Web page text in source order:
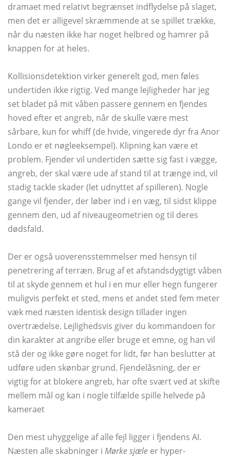
dramaet med relativt begrænset indflydelse på slaget,
men det er alligevel skræmmende at se spillet trække,
når du næsten ikke har noget helbred og hamrer på
knappen for at heles.
Kollisionsdetektion virker generelt god, men føles
undertiden ikke rigtig. Ved mange lejligheder har jeg
set bladet på mit våben passere gennem en fjendes
hoved efter et angreb, når de skulle være mest
sårbare, kun for whiff (de hvide, vingerede dyr fra Anor
Londo er et nøgleeksempel). Klipning kan være et
problem. Fjender vil undertiden sætte sig fast i vægge,
angreb, der skal være ude af stand til at trænge ind, vil
stadig tackle skader (let udnyttet af spilleren). Nogle
gange vil fjender, der løber ind i en væg, til sidst klippe
gennem den, ud af niveaugeometrien og til deres
dødsfald.
Der er også uoverensstemmelser med hensyn til
penetrering af terræn. Brug af et afstandsdygtigt våben
til at skyde gennem et hul i en mur eller hegn fungerer
muligvis perfekt et sted, mens et andet sted fem meter
væk med næsten identisk design tillader ingen
overtrædelse. Lejlighedsvis giver du kommandoen for
din karakter at angribe eller bruge et emne, og han vil
stå der og ikke gøre noget for lidt, før han beslutter at
udføre uden skønbar grund. Fjendelåsning, der er
vigtig for at blokere angreb, har ofte svært ved at skifte
mellem mål og kan i nogle tilfælde spille helvede på
kameraet
Den mest uhyggelige af alle fejl ligger i fjendens AI.
Næsten alle skabninger i Mørke sjæle er hyper-